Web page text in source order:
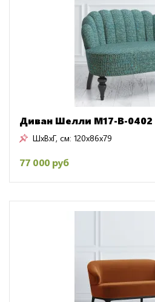
Диван Шелли M17-B-0402
ШxВxГ, см: 120x86x79
77 000 руб